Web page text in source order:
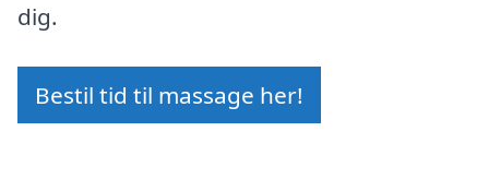
dig.
Bestil tid til massage her!